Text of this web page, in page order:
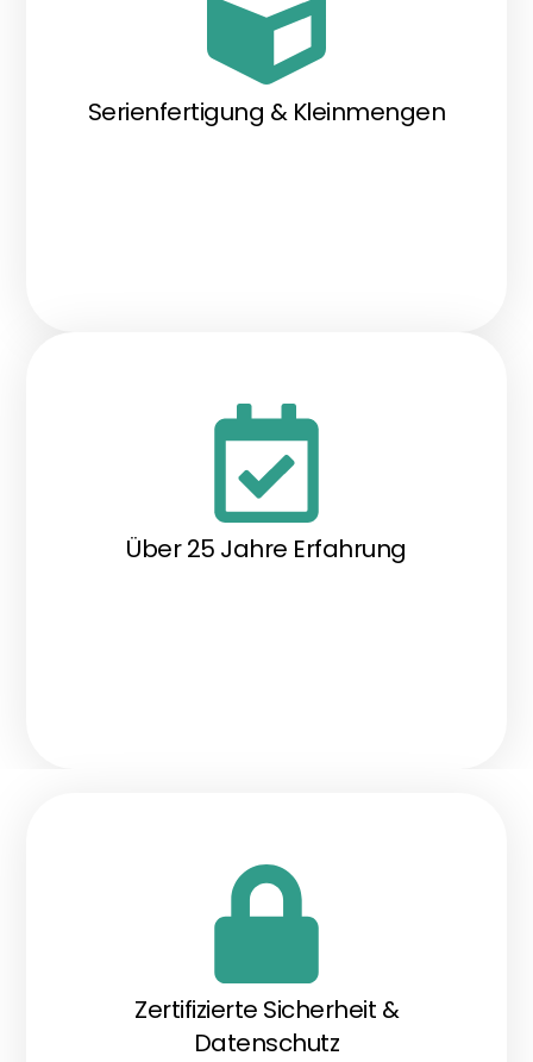
Serienfertigung & Kleinmengen
Über 25 Jahre Erfahrung
Zertifizierte Sicherheit &
Datenschutz